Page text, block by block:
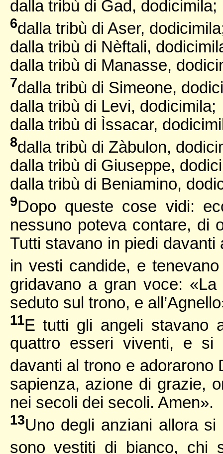
dalla tribù di Gad, dodicimila;
6dalla tribù di Aser,
dalla tribù di Nèftali,
dalla tribù di Manasse,
7dalla tribù di Simeone,
dalla tribù di Levi, dodicimila;
dalla tribù di Ìssacar,
8dalla tribù di Zàbulon,
dalla tribù di Giuseppe,
dalla tribù di Beniamino,
9Dopo queste cose vidi:
nessuno poteva contare, di
Tutti stavano in piedi davanti
in vesti candide, e
gridavano a gran voce:
seduto sul trono, e
11E tutti gli angeli stavano
quattro esseri viventi, e
davanti al trono e adorarono
sapienza, azione di grazie,
nei secoli dei secoli. Amen».
13Uno degli anziani allora
sono vestiti di bianco, chi